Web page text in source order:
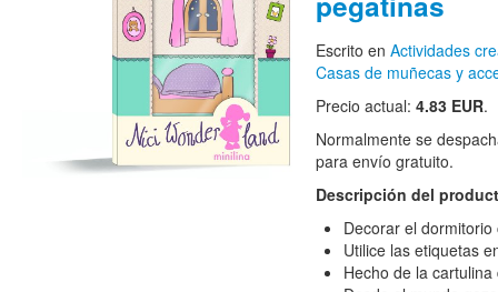
Escrito en Actividades
Casas de muñecas y
Precio actual: 4.83 EUR.
Normalmente se
para envío gratuito.
Descripción del
Decorar el
Utilice las etiquetas
Hecho de la cartulina